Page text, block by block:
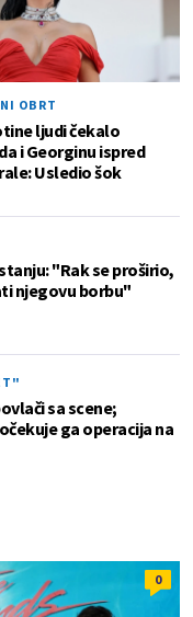
OBRT
ljudi čekalo
i Georginu ispred
Usledio šok
"Rak se proširio,
njegovu borbu"
sa scene;
ga operacija na
0